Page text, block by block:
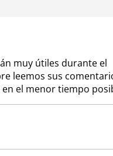
muy útiles durante el
leemos sus
el menor tiempo